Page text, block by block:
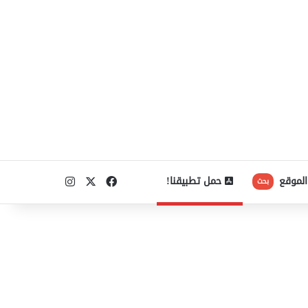
بحث حمل تطبيقنا! فيسبوكانستقرام